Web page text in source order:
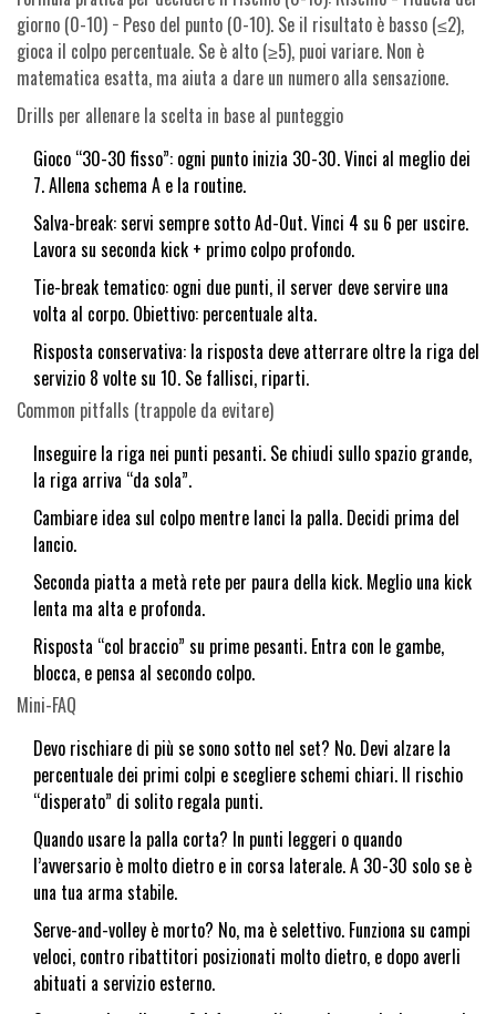
giorno (0-10) − Peso del punto (0-10). Se il risultato è basso (≤2),
gioca il colpo percentuale. Se è alto (≥5), puoi variare. Non è
matematica esatta, ma aiuta a dare un numero alla sensazione.
Drills per allenare la scelta in base al punteggio
Gioco “30-30 fisso”: ogni punto inizia 30-30. Vinci al meglio dei
7. Allena schema A e la routine.
Salva-break: servi sempre sotto Ad-Out. Vinci 4 su 6 per uscire.
Lavora su seconda kick + primo colpo profondo.
Tie-break tematico: ogni due punti, il server deve servire una
volta al corpo. Obiettivo: percentuale alta.
Risposta conservativa: la risposta deve atterrare oltre la riga del
servizio 8 volte su 10. Se fallisci, riparti.
Common pitfalls (trappole da evitare)
Inseguire la riga nei punti pesanti. Se chiudi sullo spazio grande,
la riga arriva “da sola”.
Cambiare idea sul colpo mentre lanci la palla. Decidi prima del
lancio.
Seconda piatta a metà rete per paura della kick. Meglio una kick
lenta ma alta e profonda.
Risposta “col braccio” su prime pesanti. Entra con le gambe,
blocca, e pensa al secondo colpo.
Mini-FAQ
Devo rischiare di più se sono sotto nel set? No. Devi alzare la
percentuale dei primi colpi e scegliere schemi chiari. Il rischio
“disperato” di solito regala punti.
Quando usare la palla corta? In punti leggeri o quando
l’avversario è molto dietro e in corsa laterale. A 30-30 solo se è
una tua arma stabile.
Serve-and-volley è morto? No, ma è selettivo. Funziona su campi
veloci, contro ribattitori posizionati molto dietro, e dopo averli
abituati a servizio esterno.